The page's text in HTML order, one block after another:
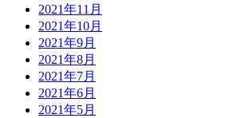
2021年11月
2021年10月
2021年9月
2021年8月
2021年7月
2021年6月
2021年5月